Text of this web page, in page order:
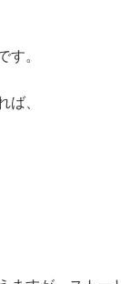
す。
ば、